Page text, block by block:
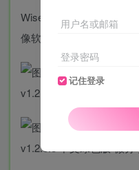
Wise ImageX 是一款集
像软件。
用户名或邮箱
登录密码
记住登录